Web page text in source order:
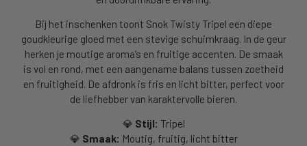
Bij het inschenken toont Snok Twisty Tripel een diepe
goudkleurige gloed met een stevige schuimkraag. In de geur
herken je moutige aroma’s en fruitige accenten. De smaak
is vol en rond, met een aangename balans tussen zoetheid
en fruitigheid. De afdronk is fris en licht bitter, perfect voor
de liefhebber van karaktervolle bieren.
💎 Stijl: Tripel
💎 Smaak: Moutig, fruitig, licht bitter